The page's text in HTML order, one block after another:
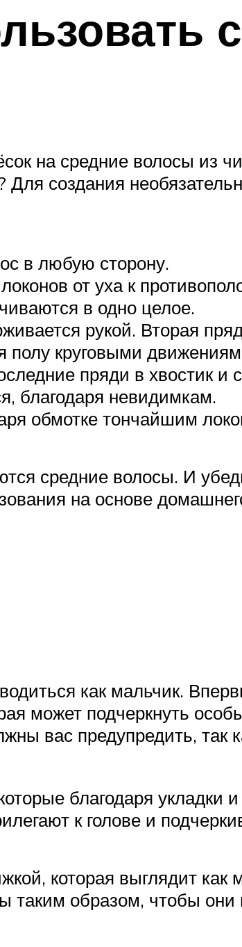
на средние волосы из
создания
в любую сторону.
от уха к
в одно целое.
рукой. Вторая
полу круговыми
пряди в хвостик и
благодаря невидимкам.
обмотке тончайшим
средние волосы. И
на основе
как мальчик.
может подчеркнуть
вас предупредить, так
благодаря
к голове и
которая выглядит
таким образом, чтобы они